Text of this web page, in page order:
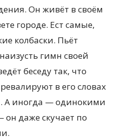
Он живёт в своём
городе. Ест самые,
колбаски. Пьёт
гимн своей
беседу так, что
в его словах
А иногда — одинокими
даже скучает по